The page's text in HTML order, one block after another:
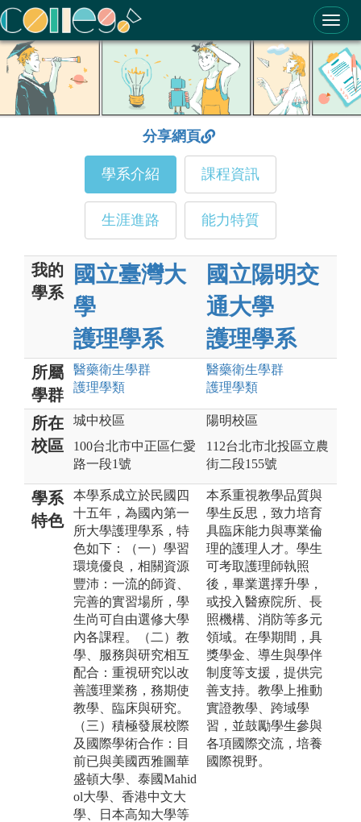
ColleGo! 大學選才與高中育才輔助系統
分享網頁
學系介紹 課程資訊
生涯進路 能力特質
我的
學系
國立臺灣大
學
護理學系
國立陽明交
通大學
護理學系
所屬
學群
醫藥衛生學群
護理學類
醫藥衛生學群
護理學類
所在
校區
城中校區
100台北市中正區仁愛
路一段1號
陽明校區
112台北市北投區立農
街二段155號
學系
特色
本學系成立於民國四
十五年，為國內第一
所大學護理學系，特
色如下：（一）學習
環境優良，相關資源
豐沛：一流的師資、
完善的實習場所，學
生尚可自由選修大學
內各課程。（二）教
學、服務與研究相互
配合：重視研究以改
善護理業務，務期使
教學、臨床與研究。
（三）積極發展校際
及國際學術合作：目
前已與美國西雅圖華
盛頓大學、泰國Mahid
ol大學、香港中文大
學、日本高知大學等
本系重視教學品質與
學生反思，致力培育
具臨床能力與專業倫
理的護理人才。學生
可考取護理師執照
後，畢業選擇升學，
或投入醫療院所、長
照機構、消防等多元
領域。在學期間，具
獎學金、導生與學伴
制度等支援，提供完
善支持。教學上推動
實證教學、跨域學
習，並鼓勵學生參與
各項國際交流，培養
國際視野。